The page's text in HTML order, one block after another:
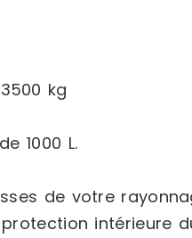
kg
1000 L.
de votre
intérieure